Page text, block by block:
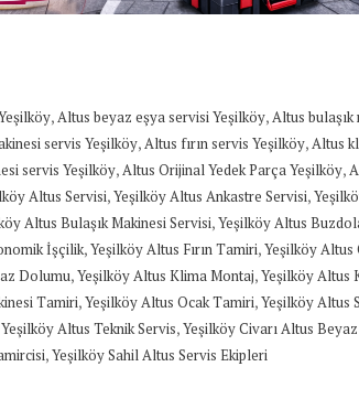
,Altus beyaz eşya servisi Yeşilköy,Altus bulaşık
servis Yeşilköy,Altus fırın servis Yeşilköy,Altus
servis Yeşilköy,Altus Orijinal Yedek Parça Yeşilköy,
Altus Servisi,Yeşilköy Altus Ankastre Servisi,
Altus Bulaşık Makinesi Servisi,Yeşilköy Altus
İşçilik,Yeşilköy Altus Fırın Tamiri,Yeşilköy Altus
Dolumu,Yeşilköy Altus Klima Montaj,Yeşilköy Altus
Tamiri,Yeşilköy Altus Ocak Tamiri,Yeşilköy Altus
Yeşilköy Altus Teknik Servis,Yeşilköy Civarı Altus
,Yeşilköy Sahil Altus Servis Ekipleri